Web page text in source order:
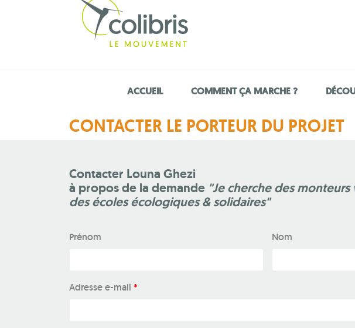
ACCUEIL COMMENT ÇA MARCHE ?
CONTACTER LE PORTEUR DU PROJET
Contacter Louna Ghezi
à propos de la demande "Je cherche des monteurs
des écoles écologiques & solidaires"
Prénom Nom
Adresse e-mail *